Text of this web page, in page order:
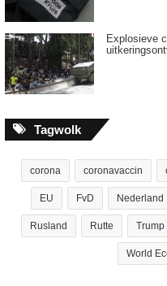
Explosieve
Tagwolk
corona coronavaccin
EU FvD Nederland
Rusland Rutte Trump
World